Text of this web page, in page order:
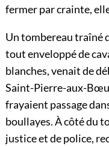
fermer par crainte,
Un tombereau traîné
tout enveloppé de
blanches, venait de
Saint-Pierre-aux-
frayaient passage
boullayes. À côté du
justice et de police,